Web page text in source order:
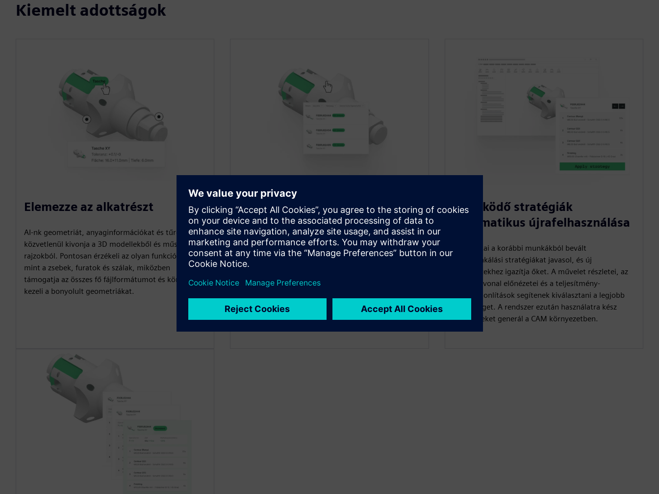
Kiemelt adottságok
Elemezze az alkatrészt
AI-nk geometriát, anyaginformációkat és tűréseket
közvetlenül kivonja a 3D modellekből és műszaki
rajzokból. Pontosan érzékeli az olyan funkciókat,
mint a zsebek, furatok és szálak, miközben
támogatja az összes fő fájlformátumot és könnyedén
kezeli a bonyolult geometriákat.
Keresse meg a releváns korábbi
projekteket
A rendszer elemzi a termelési előzményeket az
ismétlődő funkciók és stratégiák azonosítása
különbözik is, hasonló eseteket talál és szűri,
és a korábbi ismeretek újrafelhasználását a gépek,
szerszámok és anyagok között.
A működő stratégiák
automatikus újrafelhasználása
A Manukai a korábbi munkákból bevált
megmunkálási stratégiákat javasol, és új
alkatrészekhez igazítja őket. A művelet részletei, az
eszközútvonal előnézetei és a teljesítmény-
összehasonlítások segítenek kiválasztani a legjobb
lehetőséget. A rendszer ezután használatra kész
műveleteket generál a CAM környezetben.